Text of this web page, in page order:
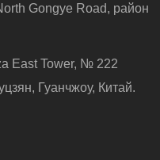
Gongye Road, район
East Tower, № 222
Гуанчжоу, Китай.